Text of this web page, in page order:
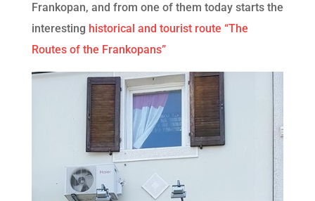
Frankopan, and from one of them today starts the
interesting historical and tourist route “The
Routes of the Frankopans”